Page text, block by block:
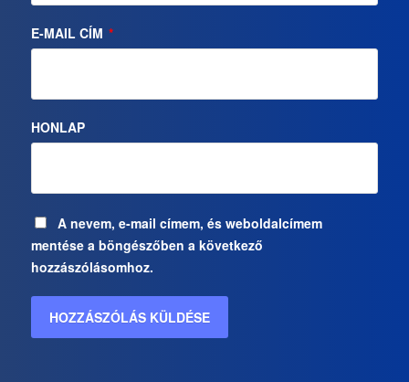
E-MAIL CÍM *
HONLAP
A nevem, e-mail címem, és weboldalcímem
mentése a böngészőben a következő
hozzászólásomhoz.